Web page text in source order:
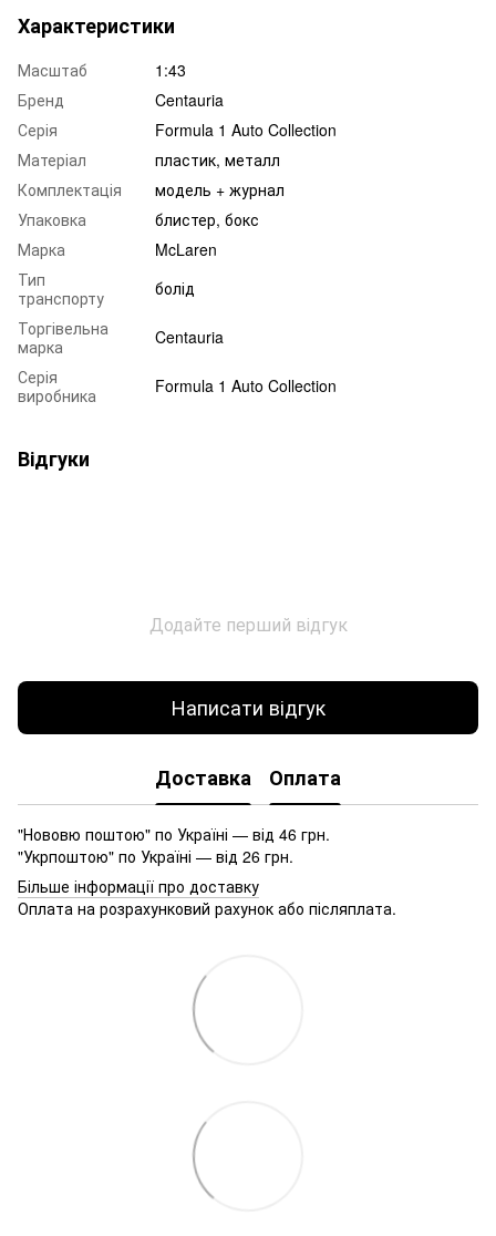
Характеристики
Масштаб
1:43
Бренд
Centauria
Серія
Formula 1 Auto Collection
Матеріал
пластик, металл
Комплектація
модель + журнал
Упаковка
блистер, бокс
Марка
McLaren
Тип
транспорту
болід
Торгівельна
марка
Centauria
Серія
виробника
Formula 1 Auto Collection
Відгуки
Додайте перший відгук
Написати відгук
Доставка Оплата
"Нововю поштою" по Україні — від 46 грн.
"Укрпоштою" по Україні — від 26 грн.
Більше інформації про доставку
Оплата на розрахунковий рахунок або післяплата.